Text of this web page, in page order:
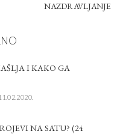
NAZDRAVLJANJE
I KAKO GA
NA SATU? (24